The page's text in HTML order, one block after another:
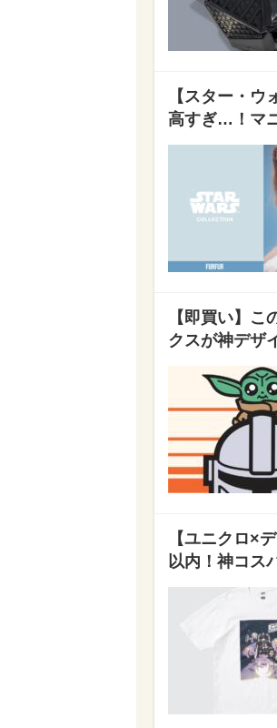
【スター・
高すぎ…！マ
【即買い】
クスが神デザ
【ユニクロ×
以内！神コス